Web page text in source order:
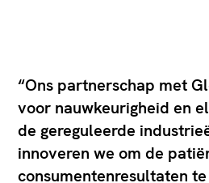
“Ons partnerschap met
voor nauwkeurigheid en
de gereguleerde
innoveren we om de
consumentenresultaten